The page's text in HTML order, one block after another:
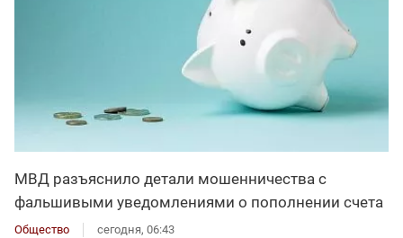
МВД разъяснило детали мошенничества с
фальшивыми уведомлениями о пополнении счета
Общество сегодня, 06:43